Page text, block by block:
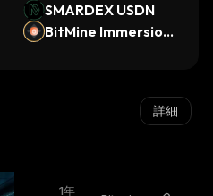
SMARDEX USDN
BitMine Immersion
詳細
1年